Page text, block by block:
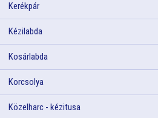
Kerékpár
Kézilabda
Kosárlabda
Korcsolya
Közelharc - kézitusa